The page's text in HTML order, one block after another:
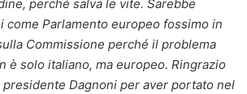
perché salva le vite. Sarebbe
come Parlamento europeo fossimo in
Commissione perché il problema
è solo italiano, ma europeo. Ringrazio
presidente Dagnoni per aver portato nel